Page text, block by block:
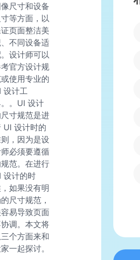
尺寸和设备
寸等方面，以
页面整洁美
不同设备适
设计师可以
官方设计规
使用专业的
设计工
。UI 设计
寸规范是进
UI 设计时的
，因为是设
必须要遵循
范。在进行
设计的时
如果没有明
尺寸规范，
易导致页面
调。本文将
三个方面来和
一起探讨。